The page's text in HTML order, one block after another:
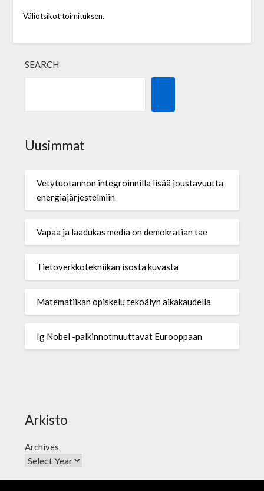
Väliotsikot toimituksen.
SEARCH
Uusimmat
Vetytuotannon integroinnilla lisää joustavuutta
energiajärjestelmiin
Vapaa ja laadukas media on demokratian tae
Tietoverkkotekniikan isosta kuvasta
Matematiikan opiskelu tekoälyn aikakaudella
Ig Nobel -palkinnotmuuttavat Eurooppaan
Arkisto
Archives